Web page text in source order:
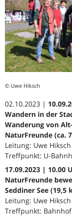
© Uwe Hiksch
02.10.2023 |
Wandern in der
Wanderung von
NaturFreunde (ca.
Leitung: Uwe Hiksch
Treffpunkt: U-
17.09.2023 | 10.00
NaturFreunde
Seddiner See (19,5
Leitung: Uwe Hiksch
Treffpunkt: Bahnhof